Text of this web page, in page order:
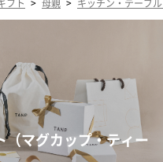
フト > 母親 > キッチン・テーブ
マグカップ・ティー